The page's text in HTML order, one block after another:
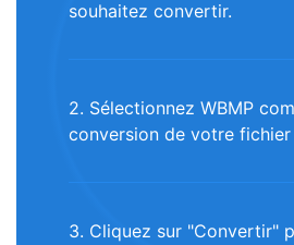
souhaitez convertir.
2. Sélectionnez WBMP
conversion de votre fichier
3. Cliquez sur "Convertir"